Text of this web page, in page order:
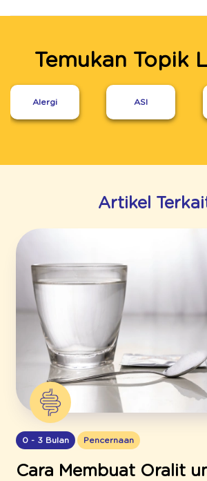
Temukan Topik
Alergi ASI
Artikel
0 - 3 Bulan Pencernaan
Cara Membuat Oralit